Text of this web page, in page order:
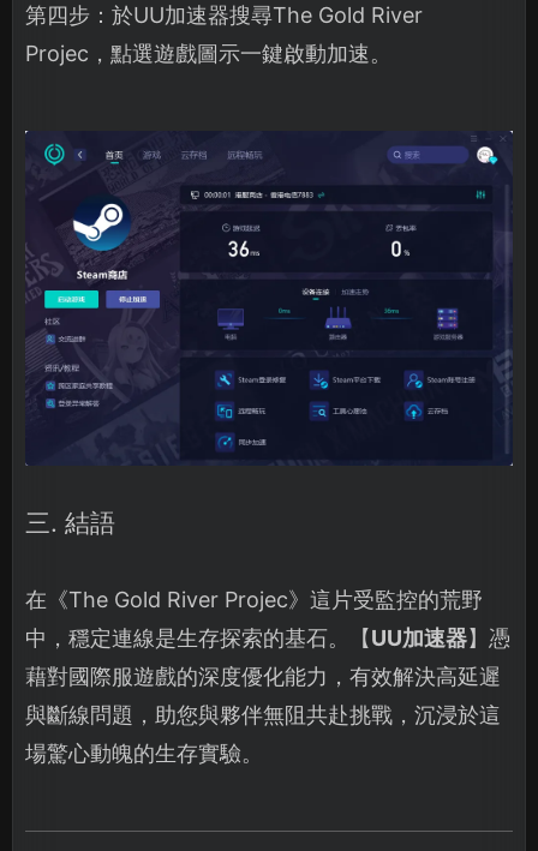
第四步：於UU加速器搜尋The Gold River
Projec，點選遊戲圖示一鍵啟動加速。
三. 結語
在《The Gold River Projec》這片受監控的荒野
中，穩定連線是生存探索的基石。【UU加速器】憑
藉對國際服遊戲的深度優化能力，有效解決高延遲
與斷線問題，助您與夥伴無阻共赴挑戰，沉浸於這
場驚心動魄的生存實驗。